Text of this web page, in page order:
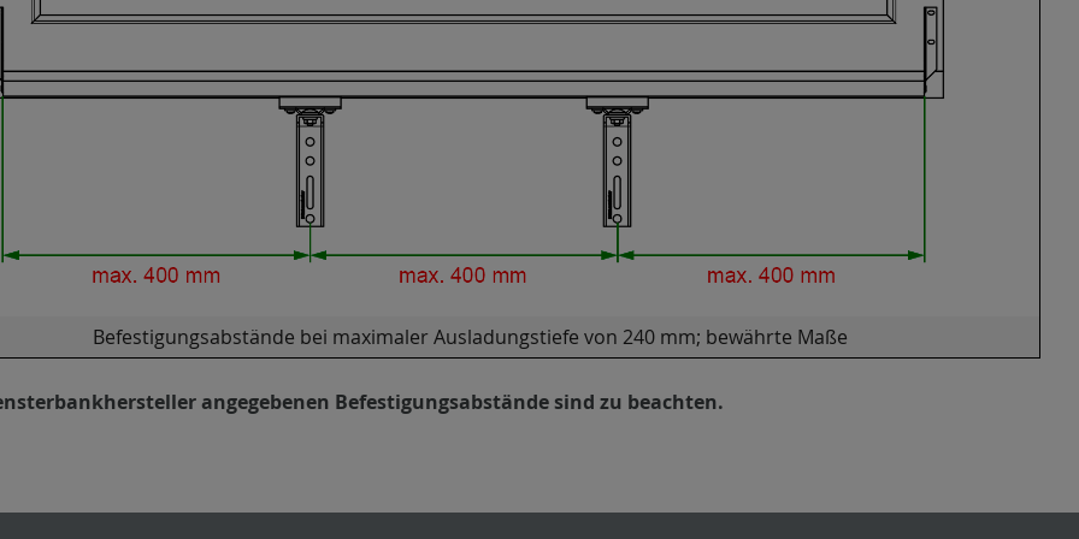
Befestigungsabstände bei maximaler Ausladungstiefe von 240 mm; bewährte Maße
angegebenen Befestigungsabstände sind zu beachten.